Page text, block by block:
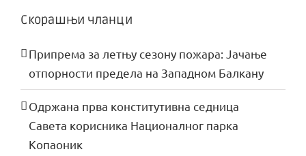
Скорашњи чланци
Припрема за летњу сезону пожара: Јачање
отпорности предела на Западном Балкану
Одржана прва конститутивна седница
Савета корисника Националног парка
Копаоник